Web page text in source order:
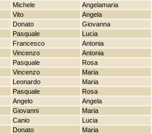
Michele Angelamaria
Vito Angela
Donato Giovanna
Pasquale Lucia
Francesco Antonia
Vincenzo Antonia
Pasquale Rosa
Vincenzo Maria
Leonardo Maria
Pasquale Rosa
Angelo Angela
Giovanni Maria
Canio Lucia
Donato Maria